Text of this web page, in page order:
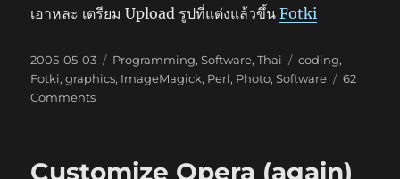
เอาหละ เตรียม Upload รูปที่แต่งแล้วขึ้นFotki
Posted
on
2005-05-03 Categories
Programming,Software,Thai Tags
coding,
Fotki,graphics, ImageMagick, Perl, Photo,Software
62
Commentson
Customize Opera (again)